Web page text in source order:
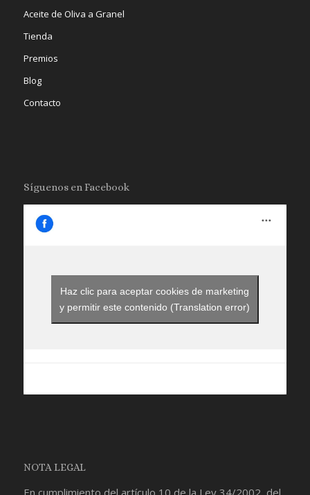
Aceite de Oliva a Granel
Tienda
Premios
Blog
Contacto
Síguenos en Facebook
Haz clic para aceptar cookies de marketing
y permitir este contenido (Translation error)
NOTA LEGAL